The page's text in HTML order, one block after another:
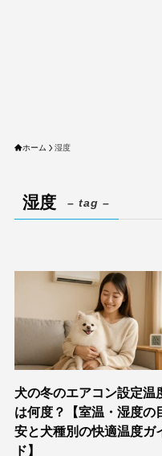
ホーム 湿度
湿度 – tag –
犬の冬のエアコン設定温
は何度？【室温・湿度の
安と犬種別の快適温度ガ
ド】